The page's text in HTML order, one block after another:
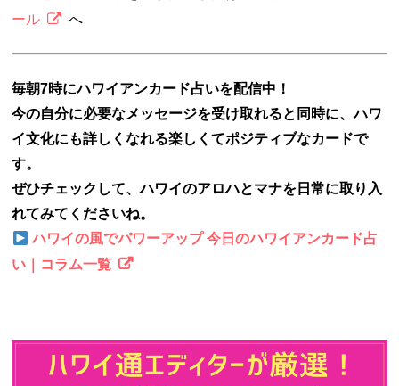
ール
へ
毎朝7時にハワイアンカード占いを配信中！
今の自分に必要なメッセージを受け取れると同時に、ハワ
イ文化にも詳しくなれる楽しくてポジティブなカードで
す。
ぜひチェックして、ハワイのアロハとマナを日常に取り入
れてみてくださいね。
ハワイの風でパワーアップ 今日のハワイアンカード占
い｜コラム一覧